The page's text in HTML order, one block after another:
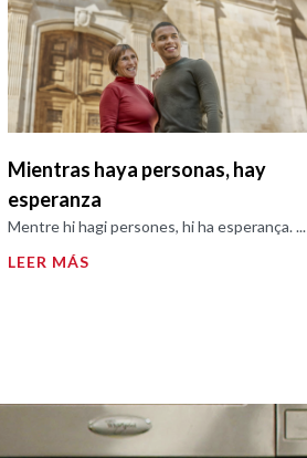
Mientras haya personas, hay
esperanza
Mentre hi hagi persones, hi ha esperança. ...
LEER MÁS